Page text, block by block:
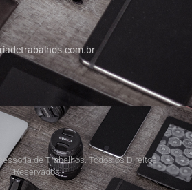
de Trabalhos. Todos os Direitos
Reservados.